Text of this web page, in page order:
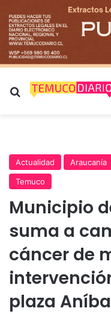
Buscar por
Actualidad Araucanía
Temuco
Municipio
suma a
cáncer de
plaza